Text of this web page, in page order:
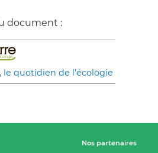
document :
le quotidien de l’écologie
Nos partenaires